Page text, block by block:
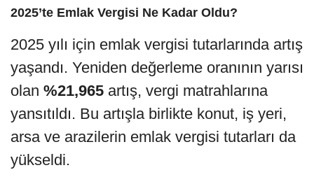
2025’te Emlak Vergisi Ne Kadar Oldu?
2025 yılı için emlak vergisi tutarlarında artış
yaşandı. Yeniden değerleme oranının yarısı
olan %21,965 artış, vergi matrahlarına
yansıtıldı. Bu artışla birlikte konut, iş yeri,
arsa ve arazilerin emlak vergisi tutarları da
yükseldi.